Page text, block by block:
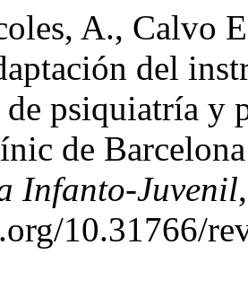
A., Calvo
del
psiquiatría y
de
Infanto-Juvenil
10.31766/